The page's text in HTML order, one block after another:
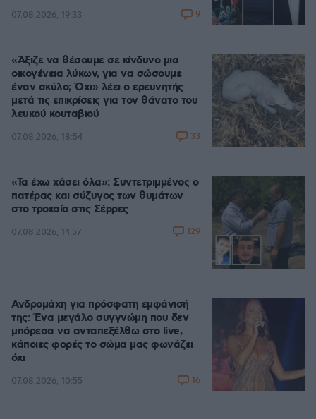
07.08.2026, 19:33 9
«Άξιζε να θέσουμε σε κίνδυνο μια
οικογένεια λύκων, για να σώσουμε
έναν σκύλο; Όχι» λέει ο ερευνητής
μετά τις επικρίσεις για τον θάνατο του
λευκού κουταβιού
07.08.2026, 18:54 33
«Τα έχω χάσει όλα»: Συντετριμμένος ο
πατέρας και σύζυγος των θυμάτων
στο τροχαίο στις Σέρρες
07.08.2026, 14:57 129
Ανδρομάχη για πρόσφατη εμφάνισή
της: Ένα μεγάλο συγγνώμη που δεν
μπόρεσα να ανταπεξέλθω στο live,
κάποιες φορές το σώμα μας φωνάζει
όχι
07.08.2026, 10:55 16